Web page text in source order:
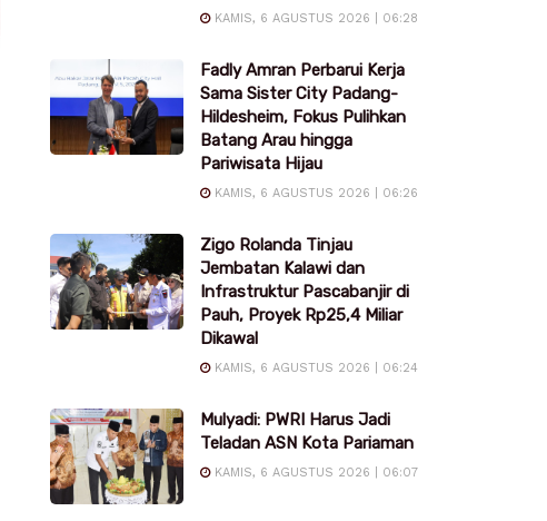
KAMIS, 6 AGUSTUS 2026 | 06:28
Fadly Amran Perbarui Kerja
Sama Sister City Padang-
Hildesheim, Fokus Pulihkan
Batang Arau hingga
Pariwisata Hijau
KAMIS, 6 AGUSTUS 2026 | 06:26
Zigo Rolanda Tinjau
Jembatan Kalawi dan
Infrastruktur Pascabanjir di
Pauh, Proyek Rp25,4 Miliar
Dikawal
KAMIS, 6 AGUSTUS 2026 | 06:24
Mulyadi: PWRI Harus Jadi
Teladan ASN Kota Pariaman
KAMIS, 6 AGUSTUS 2026 | 06:07